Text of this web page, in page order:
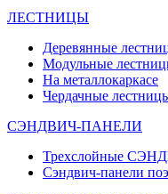
ЛЕСТНИЦЫ
Деревянные
Модульные
На металлокаркасе
Чердачные
СЭНДВИЧ-ПАНЕЛИ
Трехслойные
Сэндвич-панели